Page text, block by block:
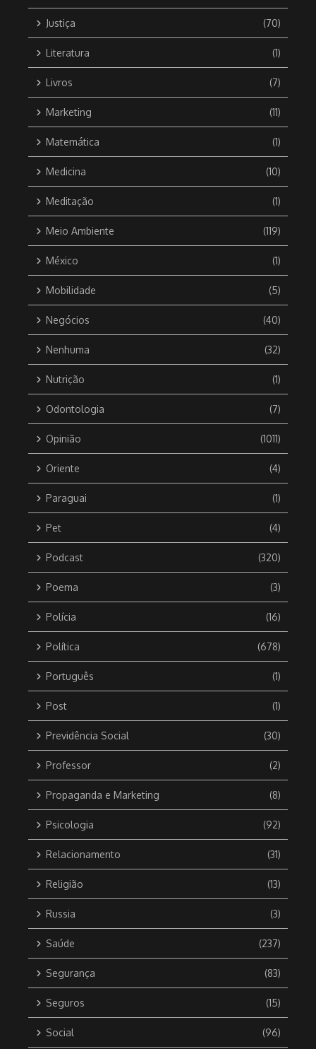
Justiça (70)
Literatura (1)
Livros (7)
Marketing (11)
Matemática (1)
Medicina (10)
Meditação (1)
Meio Ambiente (119)
México (1)
Mobilidade (5)
Negócios (40)
Nenhuma (32)
Nutrição (1)
Odontologia (7)
Opinião (1011)
Oriente (4)
Paraguai (1)
Pet (4)
Podcast (320)
Poema (3)
Polícia (16)
Política (678)
Português (1)
Post (1)
Previdência Social (30)
Professor (2)
Propaganda e Marketing (8)
Psicologia (92)
Relacionamento (31)
Religião (13)
Russia (3)
Saúde (237)
Segurança (83)
Seguros (15)
Social (96)